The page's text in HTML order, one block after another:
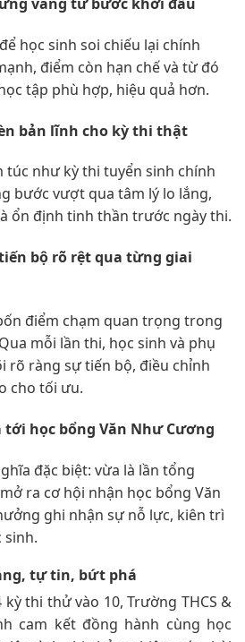
học sinh soi chiếu lại chính
điểm còn hạn chế và từ đó
tập phù hợp, hiệu quả hơn.
bản lĩnh cho kỳ thi thật
túc như kỳ thi tuyển sinh chính
bước vượt qua tâm lý lo lắng,
ổn định tinh thần trước ngày thi.
bộ rõ rệt qua từng giai
điểm chạm quan trọng trong
mỗi lần thi, học sinh và phụ
rõ ràng sự tiến bộ, điều chỉnh
cho tối ưu.
tới học bổng Văn Như Cương
đặc biệt: vừa là lần tổng
ra cơ hội nhận học bổng Văn
ghi nhận sự nỗ lực, kiên trì
sinh.
tự tin, bứt phá
kỳ thi thử vào 10, Trường THCS &
cam kết đồng hành cùng học